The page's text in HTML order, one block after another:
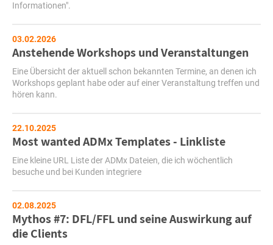
Informationen".
03.02.2026
Anstehende Workshops und Veranstaltungen
Eine Übersicht der aktuell schon bekannten Termine, an denen ich
Workshops geplant habe oder auf einer Veranstaltung treffen und
hören kann.
22.10.2025
Most wanted ADMx Templates - Linkliste
Eine kleine URL Liste der ADMx Dateien, die ich wöchentlich
besuche und bei Kunden integriere
02.08.2025
Mythos #7: DFL/FFL und seine Auswirkung auf
die Clients